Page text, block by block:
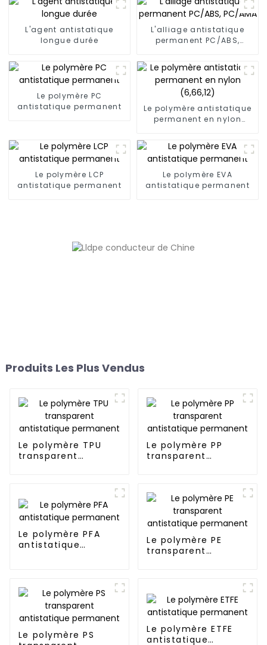
L'agent antistatique
longue durée
L'alliage antistatique
permanent PC/ABS,
Le polymère PC
antistatique permanent
Le polymère antistatique
permanent en nylon
Le polymère LCP
antistatique permanent
Le polymère EVA
antistatique permanent
Produits Les Plus Vendus
Le polymère TPU
transparent
Le polymère PP
transparent
Le polymère PFA
antistatique
Le polymère PE
transparent
Le polymère PS
Le polymère ETFE
antistatique